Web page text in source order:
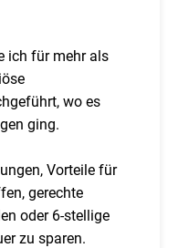
ich für mehr als
wo es
ging.
Vorteile für
gerechte
oder 6-stellige
zu sparen.